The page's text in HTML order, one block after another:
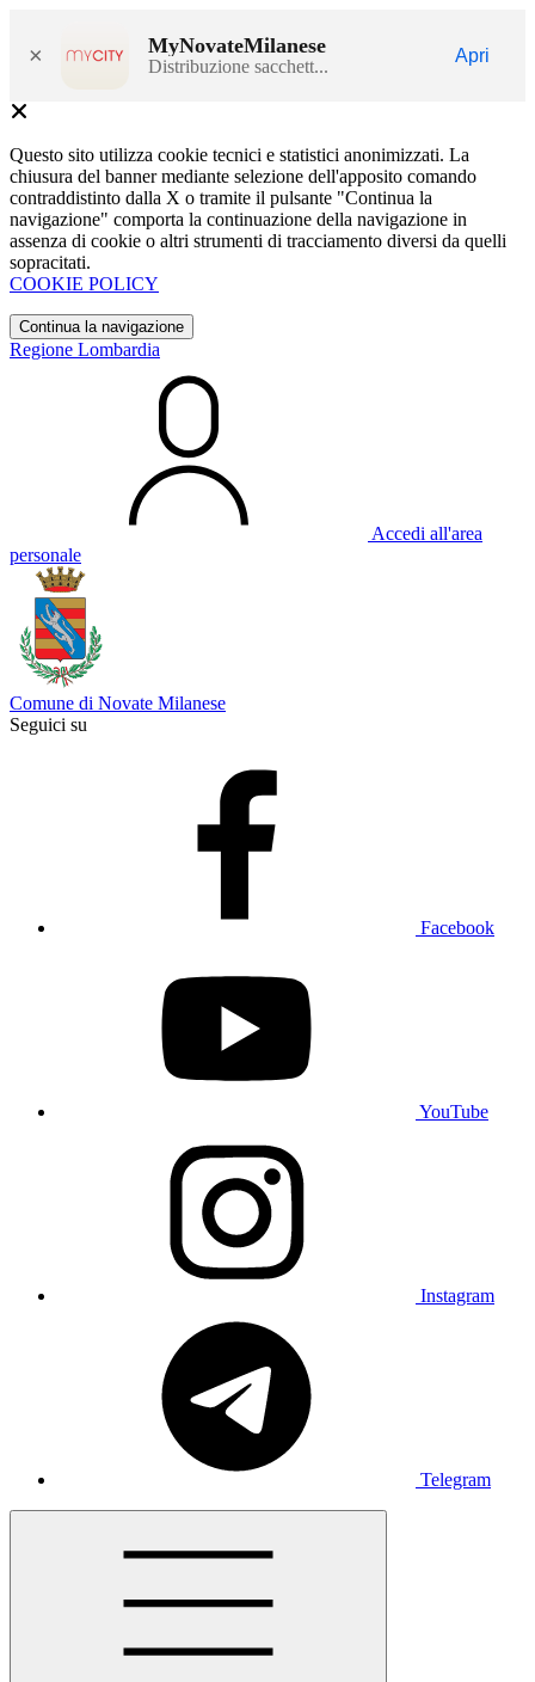
× MyNovateMilanese
Distribuzione sacchett...
Apri
Questo sito utilizza cookie tecnici e statistici anonimizzati. La
chiusura del banner mediante selezione dell'apposito comando
contraddistinto dalla X o tramite il pulsante "Continua la
navigazione" comporta la continuazione della navigazione in
assenza di cookie o altri strumenti di tracciamento diversi da quelli
sopracitati.
COOKIE POLICY
Continua la navigazione
Regione Lombardia
Accedi all'area
personale
Comune di Novate Milanese
Seguici su
Facebook
YouTube
Instagram
Telegram